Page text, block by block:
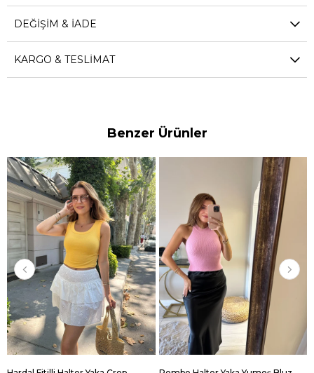
DEĞIŞIM & İADE
KARGO & TESLIMAT
Benzer Ürünler